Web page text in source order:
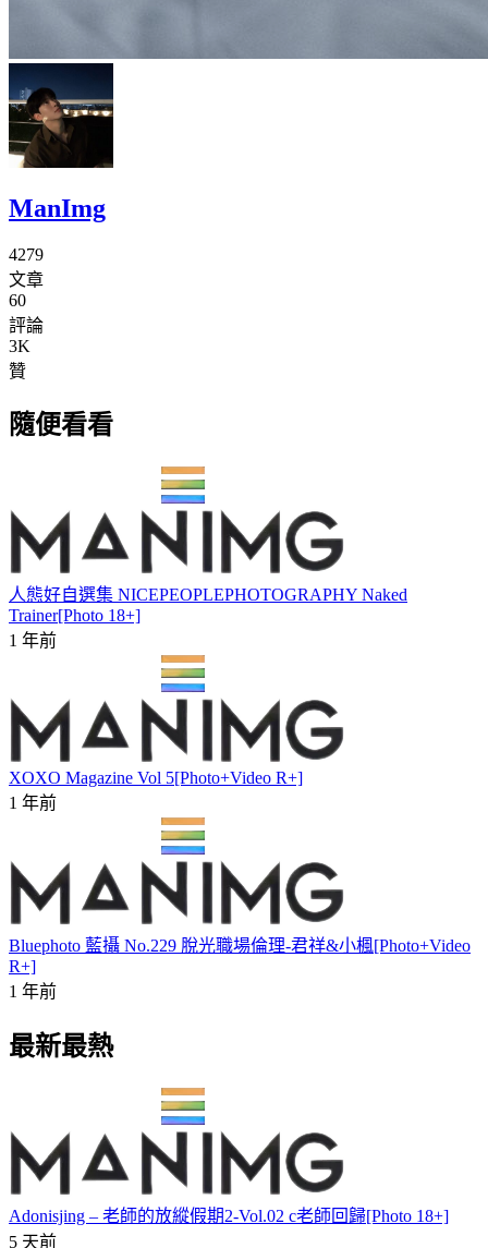
ManImg
4279
文章
60
評論
3K
贊
隨便看看
人態好自選集 NICEPEOPLEPHOTOGRAPHY Naked
Trainer[Photo 18+]
1 年前
XOXO Magazine Vol 5[Photo+Video R+]
1 年前
Bluephoto 藍攝 No.229 脫光職場倫理-君祥&小楓[Photo+Video
R+]
1 年前
最新最熱
Adonisjing – 老師的放縱假期2-Vol.02 c老師回歸[Photo 18+]
5 天前